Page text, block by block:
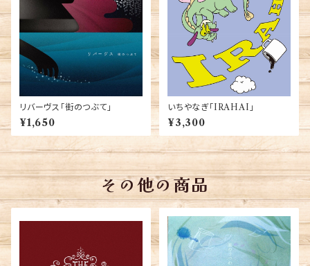
リバーヴス「街のつぶて」
¥1,650
いちやなぎ「IRAHAI」
¥3,300
その他の商品